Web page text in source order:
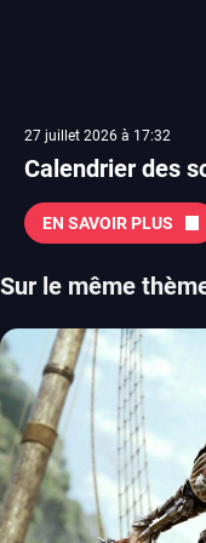
27 juillet 2026 à 17:32
Calendrier des
EN SAVOIR PLUS
Sur le même